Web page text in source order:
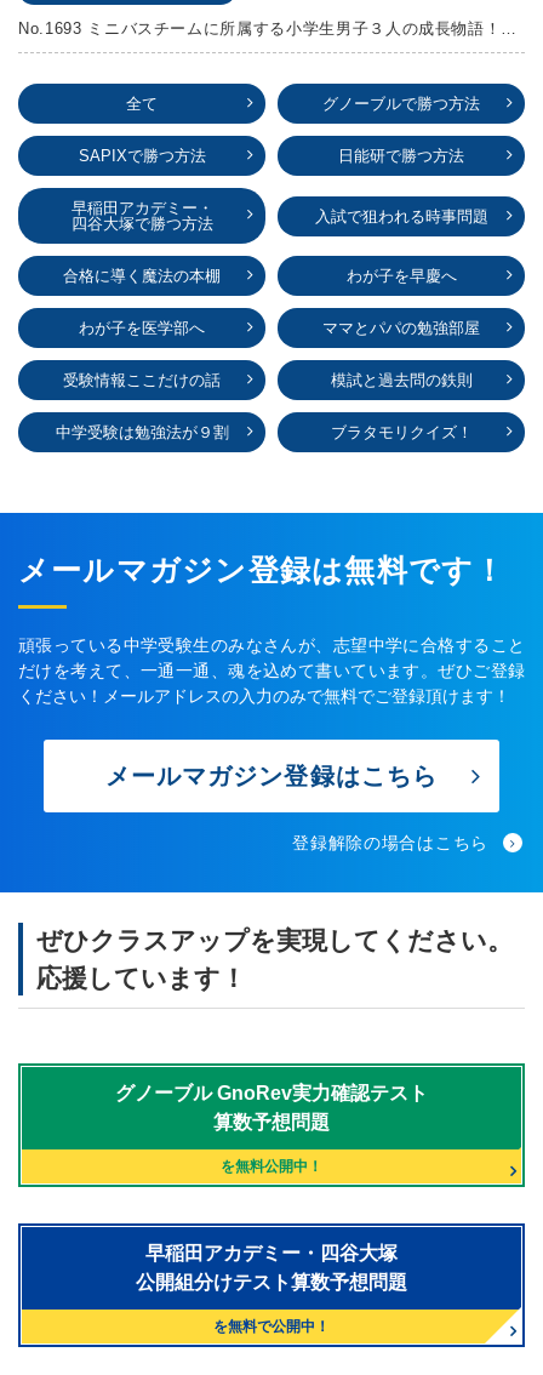
No.1693 ミニバスチームに所属する小学生男子３人の成長物語！『ポジション！』高田由紀子 予想問題付き！
全て グノーブルで勝つ方法
SAPIXで勝つ方法 日能研で勝つ方法
早稲田アカデミー・
四谷大塚で勝つ方法
入試で狙われる時事問題
合格に導く魔法の本棚 わが子を早慶へ
わが子を医学部へ ママとパパの勉強部屋
受験情報ここだけの話 模試と過去問の鉄則
中学受験は勉強法が９割 ブラタモリクイズ！
メールマガジン登録は無料です！
頑張っている中学受験生のみなさんが、志望中学に合格すること
だけを考えて、一通一通、魂を込めて書いています。ぜひご登録
ください！メールアドレスの入力のみで無料でご登録頂けます！
メールマガジン登録はこちら
登録解除の場合はこちら
ぜひクラスアップを実現してください。
応援しています！
グノーブルGnoRev実力確認テスト
算数予想問題
を無料公開中！
早稲田アカデミー・四谷大塚
公開組分けテスト算数予想問題
を無料で公開中！